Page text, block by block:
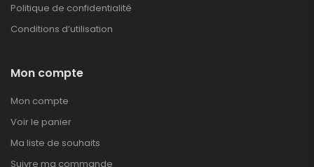
Politique de confidentialité
Conditions d’utilisation
Mon compte
Mon compte
Voir le panier
Ma liste de souhaits
Suivre ma commande